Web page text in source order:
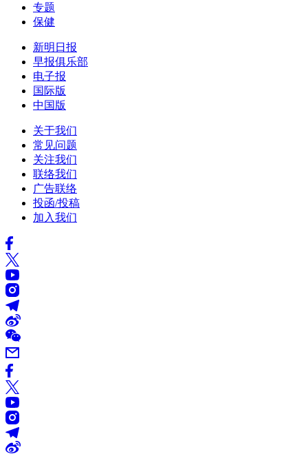
专题
保健
新明日报
早报俱乐部
电子报
国际版
中国版
关于我们
常见问题
关注我们
联络我们
广告联络
投函/投稿
加入我们